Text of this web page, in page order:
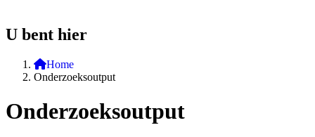
U bent hier
Home
Onderzoeksoutput
Onderzoeksoutput